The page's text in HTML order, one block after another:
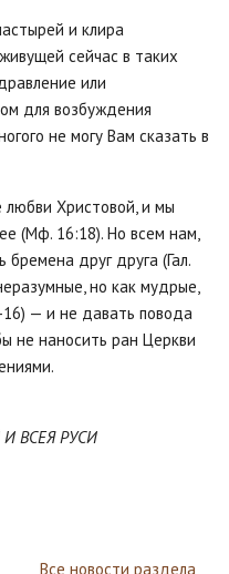
и клира
сейчас в таких
или
для возбуждения
не могу Вам сказать в
Христовой, и мы
(Мф. 16:18). Но всем нам,
друг друга (Гал.
но как мудрые,
— и не давать повода
не наносить ран Церкви
ВСЕЯ РУСИ
Все новости раздела